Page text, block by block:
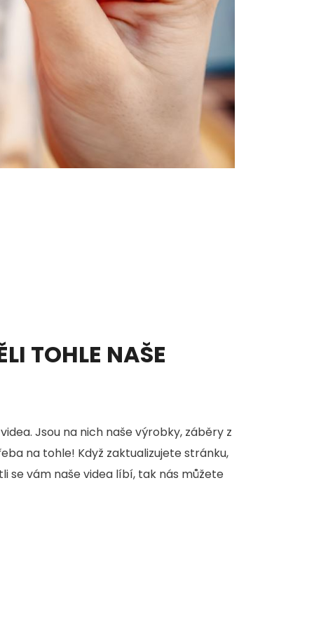
TOHLE NAŠE
Jsou na nich naše výrobky, záběry z
na tohle! Když zaktualizujete stránku,
se vám naše videa líbí, tak nás můžete